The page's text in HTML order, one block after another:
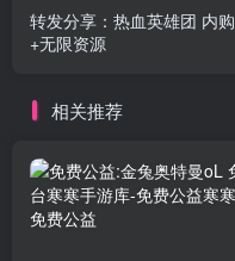
转发分享：热血英雄团 内购
+无限资源
相关推荐